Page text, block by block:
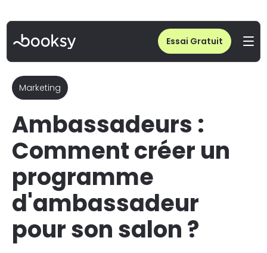
Essai Gratuit
Ambassadeurs : Comment créer un programme d'ambassadeur pour son salon ?
Marketing
Ambassadeurs :
Comment créer un
programme
d'ambassadeur
pour son salon ?